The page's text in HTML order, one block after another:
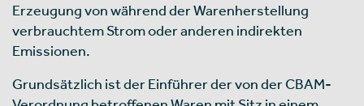
Erzeugung von während der Warenherstellung
verbrauchtem Strom oder anderen indirekten
Emissionen.
Grundsätzlich ist der Einführer der von der CBAM-